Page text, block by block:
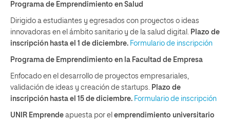
Programa de Emprendimiento en Salud
Dirigido a estudiantes y egresados con proyectos o ideas
innovadoras en el ámbito sanitario y de la salud digital.
Plazo de
inscripción hasta el 1 de diciembre. Formulario de inscripción
Programa de Emprendimiento en la Facultad de Empresa
Enfocado en el desarrollo de proyectos empresariales,
validación de ideas y creación de startups.
Plazo de
inscripción hasta el 15 de diciembre. Formulario de inscripción
UNIR Emprende apuesta por el emprendimiento universitario